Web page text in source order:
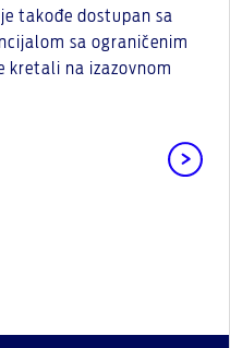
takođe dostupan sa
sa ograničenim
kretali na izazovnom